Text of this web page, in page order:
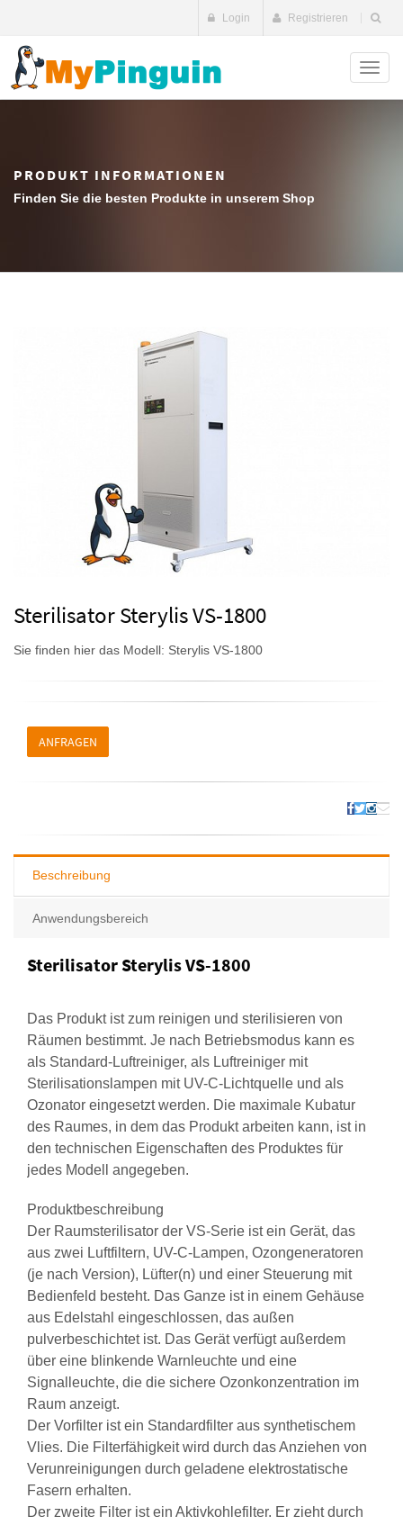
Login Registrieren
PRODUKT INFORMATIONEN
Finden Sie die besten Produkte in unserem Shop
Sterilisator Sterylis VS-1800
Sie finden hier das Modell: Sterylis VS-1800
ANFRAGEN
Beschreibung
Anwendungsbereich
Sterilisator Sterylis VS-1800
Das Produkt ist zum reinigen und sterilisieren von
Räumen bestimmt. Je nach Betriebsmodus kann es
als Standard-Luftreiniger, als Luftreiniger mit
Sterilisationslampen mit UV-C-Lichtquelle und als
Ozonator eingesetzt werden. Die maximale Kubatur
des Raumes, in dem das Produkt arbeiten kann, ist in
den technischen Eigenschaften des Produktes für
jedes Modell angegeben.
Produktbeschreibung
Der Raumsterilisator der VS-Serie ist ein Gerät, das
aus zwei Luftfiltern, UV-C-Lampen, Ozongeneratoren
(je nach Version), Lüfter(n) und einer Steuerung mit
Bedienfeld besteht. Das Ganze ist in einem Gehäuse
aus Edelstahl eingeschlossen, das außen
pulverbeschichtet ist. Das Gerät verfügt außerdem
über eine blinkende Warnleuchte und eine
Signalleuchte, die die sichere Ozonkonzentration im
Raum anzeigt.
Der Vorfilter ist ein Standardfilter aus synthetischem
Vlies. Die Filterfähigkeit wird durch das Anziehen von
Verunreinigungen durch geladene elektrostatische
Fasern erhalten.
Der zweite Filter ist ein Aktivkohlefilter. Er zieht durch